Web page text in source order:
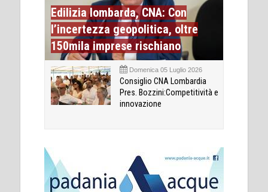
Edilizia lombarda, CNA: Con
l’incertezza geopolitica, oltre
150mila imprese rischiano
Domenica 05 Luglio 2026
Consiglio CNA Lombardia
Pres. Bozzini:Competitività e
innovazione